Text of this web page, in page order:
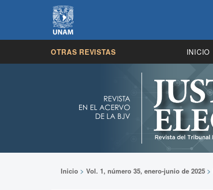
OTRAS REVISTAS INICIO
Inicio > Vol. 1, número 35, enero-junio de 2025 >